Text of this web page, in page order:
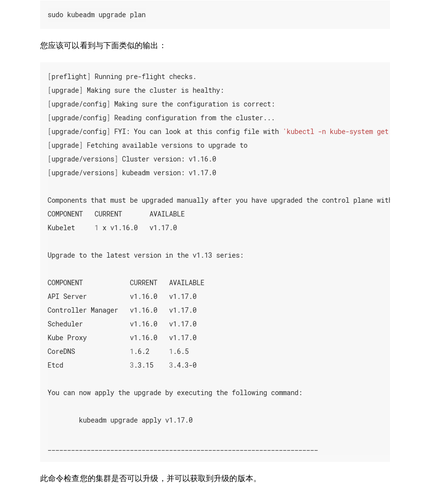
sudo kubeadm upgrade plan
您应该可以看到与下面类似的输出：
[preflight]
[upgrade]
[upgrade/config]
[upgrade/config]
[upgrade/config] FYI: You can look at this config file with 'kubectl -n kube-system get cm
[upgrade]
[upgrade/versions]
[upgrade/versions] kubeadm version: v1.17.0
Components that must be upgraded manually after you have upgraded the control plane with
COMPONENT   CURRENT       AVAILABLE
Kubelet 1 x v1.16.0   v1.17.0
Upgrade to the latest version in the v1.13 series:
COMPONENT            CURRENT   AVAILABLE
API Server           v1.16.0   v1.17.0
Controller Manager   v1.16.0   v1.17.0
Scheduler            v1.16.0   v1.17.0
Kube Proxy           v1.16.0   v1.17.0
CoreDNS 1 .6.2 1 .6.5
Etcd 3 .3.15 3 .4.3-0
You can now apply the upgrade by executing the following command:
        kubeadm upgrade apply v1.17.0
此命令检查您的集群是否可以升级，并可以获取到升级的版本。